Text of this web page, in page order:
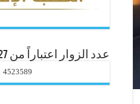
عدد الزوار اعتباراً من 5/27/ 2011
4523589